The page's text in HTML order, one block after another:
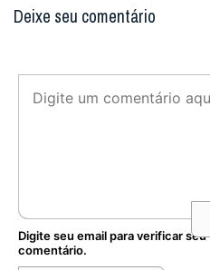
Deixe seu comentário
Digite seu email para verificar seu
comentário.